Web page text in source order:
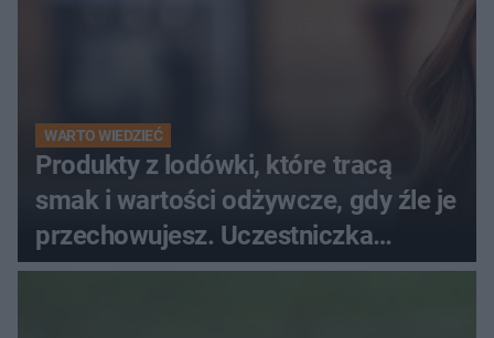
WARTO WIEDZIEĆ
Produkty z lodówki, które tracą
smak i wartości odżywcze, gdy źle je
przechowujesz. Uczestniczka
"MasterChefa"